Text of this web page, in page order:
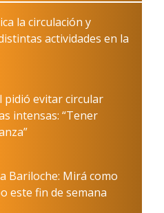
la circulación y
actividades en la
pidió evitar circular
intensas: “Tener
Bariloche: Mirá como
este fin de semana